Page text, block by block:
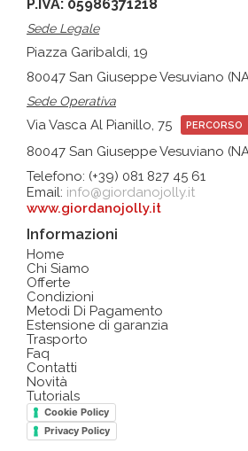
P.IVA: 05986371218
Sede Legale
Piazza Garibaldi, 19
80047 San Giuseppe Vesuviano
Sede Operativa
Via Vasca Al Pianillo, 75 PERCORSO
80047 San Giuseppe Vesuviano
Telefono: (+39) 081 827 45 61
Email: info@giordanojolly.it
www.giordanojolly.it
Informazioni
Home
Chi Siamo
Offerte
Condizioni
Metodi Di Pagamento
Estensione di garanzia
Trasporto
Faq
Contatti
Novità
Tutorials
Cookie Policy
Privacy Policy